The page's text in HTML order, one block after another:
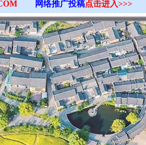
网络推广投稿点击进入>>>